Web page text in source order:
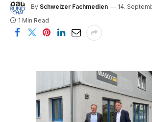
By Schweizer Fachmedien
14.
1 Min Read